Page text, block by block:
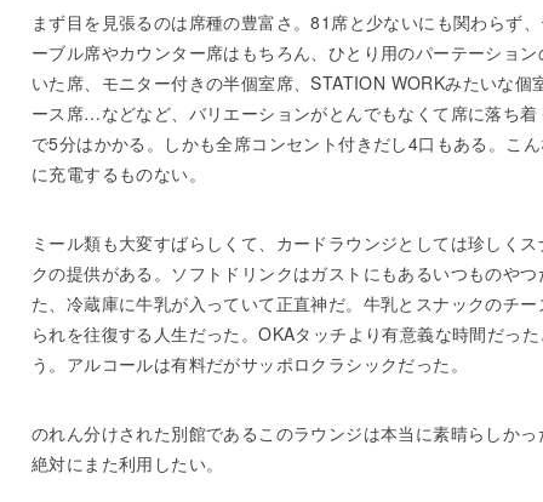
まず目を見張るのは席種の豊富さ。81席と少ないにも関わらず
ーブル席やカウンター席はもちろん、ひとり用のパーテーション
いた席、モニター付きの半個室席、STATION WORKみたいな個
ース席…などなど、バリエーションがとんでもなくて席に落ち着
で5分はかかる。しかも全席コンセント付きだし4口もある。こ
に充電するものない。
ミール類も大変すばらしくて、カードラウンジとしては珍しくス
クの提供がある。ソフトドリンクはガストにもあるいつものやつ
た、冷蔵庫に牛乳が入っていて正直神だ。牛乳とスナックのチー
られを往復する人生だった。OKAタッチより有意義な時間だっ
う。アルコールは有料だがサッポロクラシックだった。
のれん分けされた別館であるこのラウンジは本当に素晴らしかっ
絶対にまた利用したい。